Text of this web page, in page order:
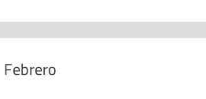
Febrero